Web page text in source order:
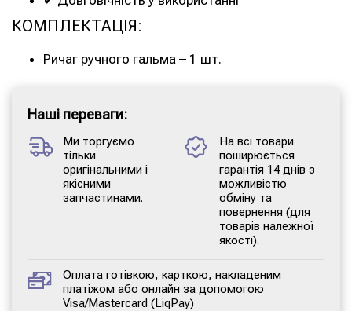
КОМПЛЕКТАЦІЯ:
Ричаг ручного гальма – 1 шт.
Наші переваги:
Ми торгуємо
тільки
оригінальними і
якісними
запчастинами.
На всі товари
поширюється
гарантія 14 днів з
можливістю
обміну та
повернення (для
товарів належної
якості).
Оплата готівкою, карткою, накладеним
платіжом або онлайн за допомогою
Visa/Mastercard (LiqPay)